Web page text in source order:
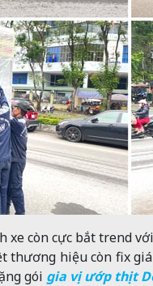
xe còn cực bắt trend
thương hiệu còn fix
gói gia vị ướp thịt